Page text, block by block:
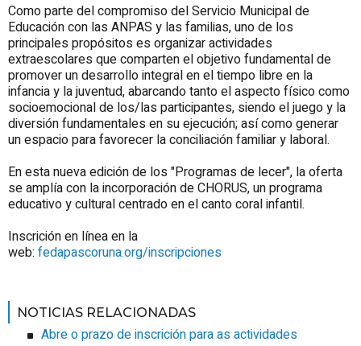
Como parte del compromiso del Servicio Municipal de
Educación con las ANPAS y las familias, uno de los
principales propósitos es organizar actividades
extraescolares que comparten el objetivo fundamental de
promover un desarrollo integral en el tiempo libre en la
infancia y la juventud, abarcando tanto el aspecto físico como
socioemocional de los/las participantes, siendo el juego y la
diversión fundamentales en su ejecución; así como generar
un espacio para favorecer la conciliación familiar y laboral.
En esta nueva edición de los "Programas de lecer", la oferta
se amplía con la incorporación de CHORUS, un programa
educativo y cultural centrado en el canto coral infantil.
Inscrición en línea en la
web: fedapascoruna.org/inscripciones
NOTICIAS RELACIONADAS
Abre o prazo de inscrición para as actividades